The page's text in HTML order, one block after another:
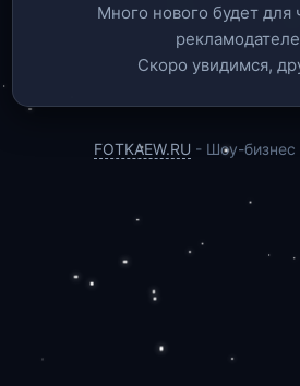
Много нового будет для
Скоро увидимся,
FOTKAEW.RU - Шоу-бизнес